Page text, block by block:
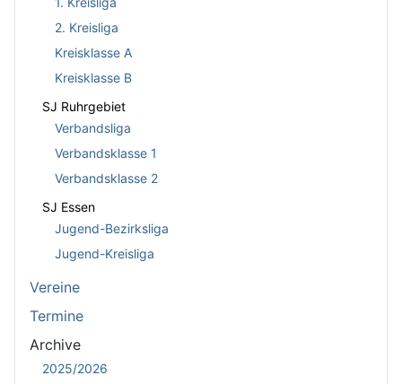
2. Kreisliga
Kreisklasse A
Kreisklasse B
SJ Ruhrgebiet
Verbandsliga
Verbandsklasse 1
Verbandsklasse 2
SJ Essen
Jugend-Bezirksliga
Jugend-Kreisliga
Vereine
Termine
Archive
2025/2026